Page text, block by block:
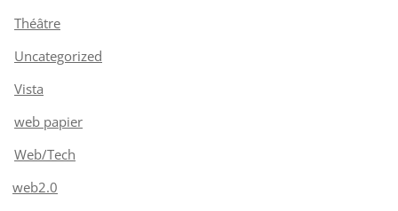
Théâtre
Uncategorized
Vista
web papier
Web/Tech
web2.0